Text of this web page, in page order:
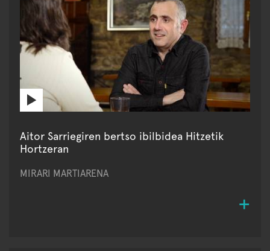
Aitor Sarriegiren bertso ibilbidea Hitzetik
Hortzeran
MIRARI MARTIARENA